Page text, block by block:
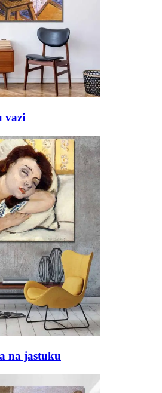
vazi
na jastuku